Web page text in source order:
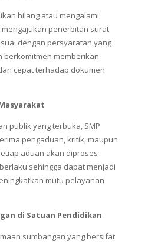
hilang atau mengalami
penerbitan surat
dengan persyaratan yang
berkomitmen memberikan
cepat terhadap dokumen
publik yang terbuka, SMP
pengaduan, kritik, maupun
aduan akan diproses
sehingga dapat menjadi
mutu pelayanan
di Satuan Pendidikan
sumbangan yang bersifat